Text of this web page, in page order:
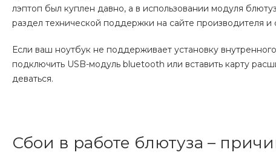
лэптоп был куплен давно, а в использовании модуля
раздел технической поддержки на сайте производителя
Если ваш ноутбук не поддерживает установку
подключить USB-модуль bluetooth или вставить карту
деваться.
Сбои в работе блютуза –